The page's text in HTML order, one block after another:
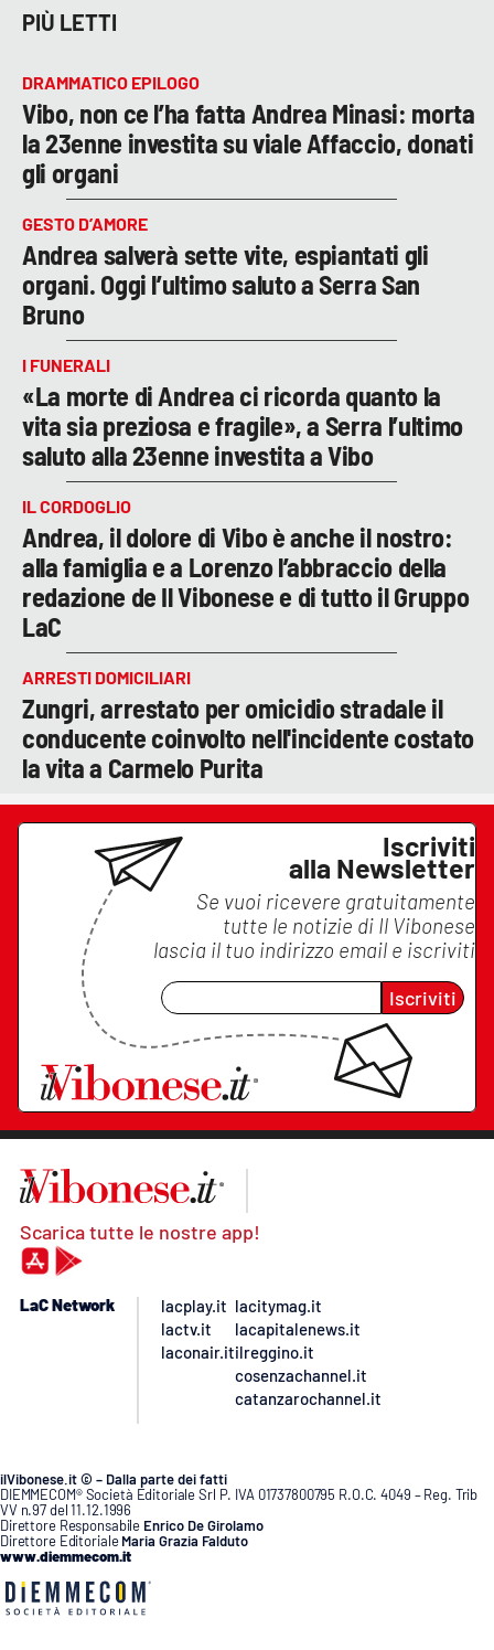
PIÙ LETTI
DRAMMATICO EPILOGO
Vibo, non ce l’ha fatta Andrea Minasi: morta
la 23enne investita su viale Affaccio, donati
gli organi
GESTO D’AMORE
Andrea salverà sette vite, espiantati gli
organi. Oggi l’ultimo saluto a Serra San
Bruno
I FUNERALI
«La morte di Andrea ci ricorda quanto la
vita sia preziosa e fragile», a Serra l’ultimo
saluto alla 23enne investita a Vibo
IL CORDOGLIO
Andrea, il dolore di Vibo è anche il nostro:
alla famiglia e a Lorenzo l’abbraccio della
redazione de Il Vibonese e di tutto il Gruppo
LaC
ARRESTI DOMICILIARI
Zungri, arrestato per omicidio stradale il
conducente coinvolto nell'incidente costato
la vita a Carmelo Purita
Iscriviti
alla Newsletter
Se vuoi ricevere gratuitamente
tutte le notizie di Il Vibonese
lascia il tuo indirizzo email e iscriviti
Iscriviti
Scarica tutte le nostre app!
LaC Network
lacplay.it
lactv.it
laconair.it
lacitymag.it
lacapitalenews.it
ilreggino.it
cosenzachannel.it
catanzarochannel.it
ilVibonese.it © – Dalla parte dei fatti
DIEMMECOM® Società Editoriale Srl P. IVA 01737800795 R.O.C. 4049 – Reg. Trib
VV n.97 del 11.12.1996
Direttore Responsabile Enrico De Girolamo
Direttore Editoriale Maria Grazia Falduto
www.diemmecom.it